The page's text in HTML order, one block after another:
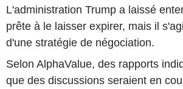
L'administration Trump a laissé
prête à le laisser expirer, mais il
d'une stratégie de négociation.
Selon AlphaValue, des rapports
que des discussions seraient en